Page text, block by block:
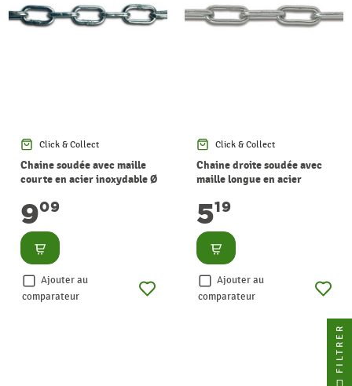
Click & Collect
Chaine soudée avec maille
courte en acier inoxydable Ø
909
Consulter
Ajouter au
comparateur
Click & Collect
Chaine droite soudée avec
maille longue en acier
CHAPUIS
519
Consulter
Ajouter au
comparateur
FILTRER